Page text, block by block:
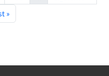
página
»